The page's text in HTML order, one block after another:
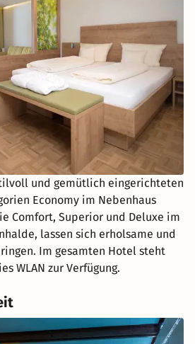
und gemütlich eingerichteten
Economy im Nebenhaus
Comfort, Superior und Deluxe im
lassen sich erholsame und
Im gesamten Hotel steht
WLAN zur Verfügung.